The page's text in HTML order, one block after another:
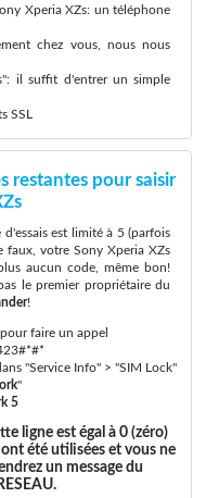
Xperia XZs: un téléphone
chez vous, nous nous
il suffit d'entrer un simple
SSL
restantes pour saisir
est limité à 5 (parfois
faux, votre Sony Xperia XZs
aucun code, même bon!
le premier propriétaire du
!
faire un appel
"Service Info" > "SIM Lock"
"
5
ligne est égal à 0 (zéro)
été utilisées et vous ne
un message du
.